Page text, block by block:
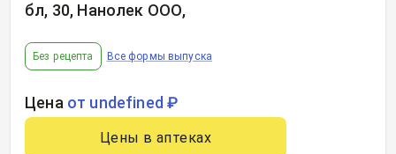
бл, 30, Нанолек ООО,
Без рецепта Все формы выпуска
Цена от undefined ₽
Цены в аптеках